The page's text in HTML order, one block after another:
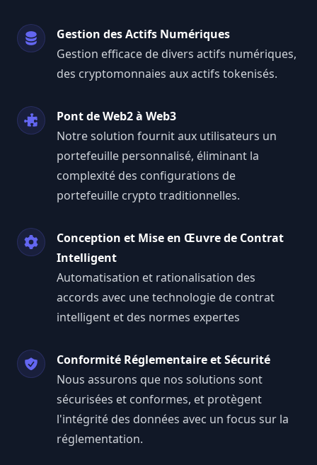
Gestion des Actifs Numériques
Gestion efficace de divers actifs numériques,
des cryptomonnaies aux actifs tokenisés.
Pont de Web2 à Web3
Notre solution fournit aux utilisateurs un
portefeuille personnalisé, éliminant la
complexité des configurations de
portefeuille crypto traditionnelles.
Conception et Mise en Œuvre de Contrat
Intelligent
Automatisation et rationalisation des
accords avec une technologie de contrat
intelligent et des normes expertes
Conformité Réglementaire et Sécurité
Nous assurons que nos solutions sont
sécurisées et conformes, et protègent
l'intégrité des données avec un focus sur la
réglementation.